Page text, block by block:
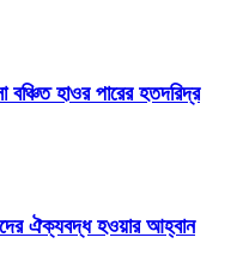
বঞ্চিত হাওর পারের হতদরিদ্র
ঐক্যবদ্ধ হওয়ার আহ্বান